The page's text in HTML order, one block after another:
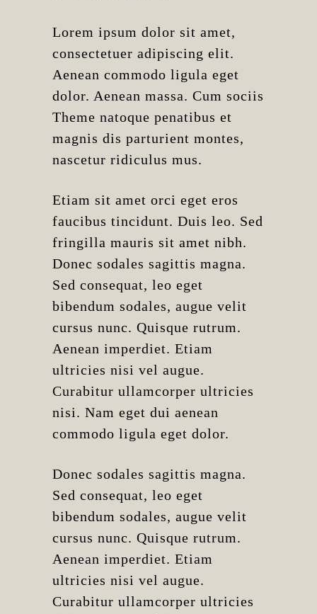
Lorem ipsum dolor sit amet,
consectetuer adipiscing elit.
Aenean commodo ligula eget
dolor. Aenean massa. Cum sociis
Theme natoque penatibus et
magnis dis parturient montes,
nascetur ridiculus mus.
Etiam sit amet orci eget eros
faucibus tincidunt. Duis leo. Sed
fringilla mauris sit amet nibh.
Donec sodales sagittis magna.
Sed consequat, leo eget
bibendum sodales, augue velit
cursus nunc. Quisque rutrum.
Aenean imperdiet. Etiam
ultricies nisi vel augue.
Curabitur ullamcorper ultricies
nisi. Nam eget dui aenean
commodo ligula eget dolor.
Donec sodales sagittis magna.
Sed consequat, leo eget
bibendum sodales, augue velit
cursus nunc. Quisque rutrum.
Aenean imperdiet. Etiam
ultricies nisi vel augue.
Curabitur ullamcorper ultricies